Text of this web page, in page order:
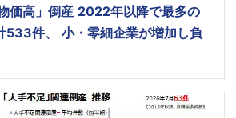
価高」倒産 2022年以降で最多の
件、 小・零細企業が増加し負